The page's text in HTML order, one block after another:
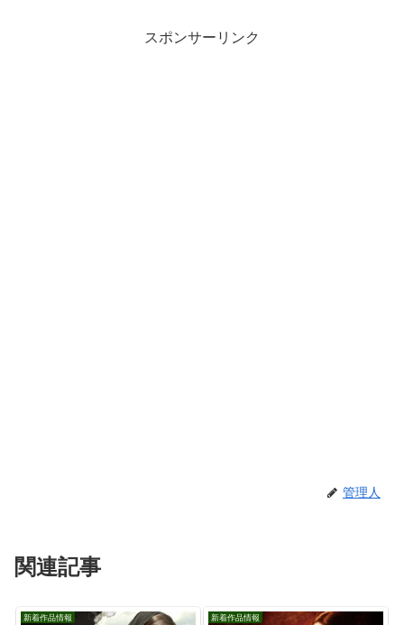
スポンサーリンク
管理人
関連記事
新着作品情報 新着作品情報